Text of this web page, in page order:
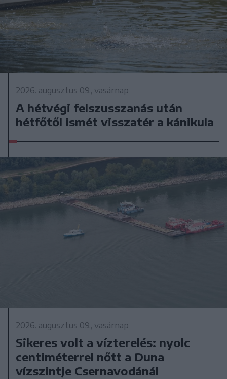
2026. augusztus 09., vasárnap
A hétvégi felszusszanás után
hétfőtől ismét visszatér a kánikula
2026. augusztus 09., vasárnap
Sikeres volt a vízterelés: nyolc
centiméterrel nőtt a Duna
vízszintje Csernavodánál